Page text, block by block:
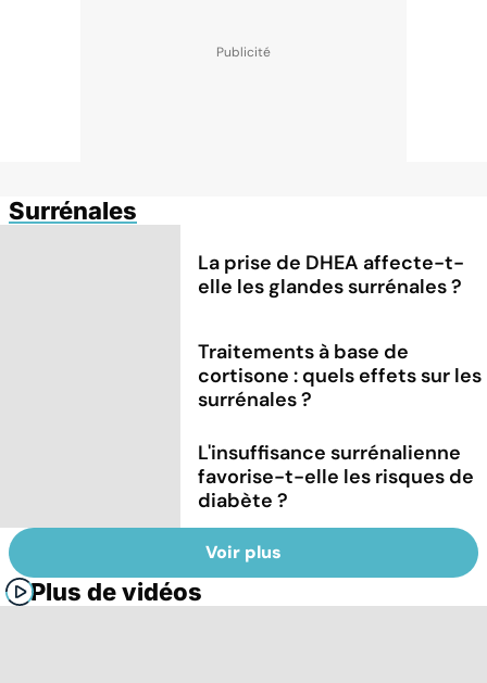
Surrénales
La prise de DHEA affecte-t-
elle les glandes surrénales ?
Traitements à base de
cortisone : quels effets sur les
surrénales ?
L'insuffisance surrénalienne
favorise-t-elle les risques de
diabète ?
Voir plus
Plus de vidéos